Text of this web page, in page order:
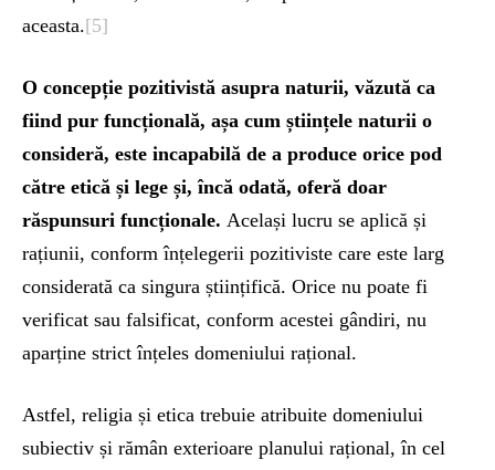
aceasta.[5]
O concepție pozitivistă asupra naturii, văzută ca
fiind pur funcțională, așa cum științele naturii o
consideră, este incapabilă de a produce orice pod
către etică și lege și, încă odată, oferă doar
răspunsuri funcționale. Același lucru se aplică și
rațiunii, conform înțelegerii pozitiviste care este larg
considerată ca singura științifică. Orice nu poate fi
verificat sau falsificat, conform acestei gândiri, nu
aparține strict înțeles domeniului rațional.
Astfel, religia și etica trebuie atribuite domeniului
subiectiv și rămân exterioare planului rațional, în cel